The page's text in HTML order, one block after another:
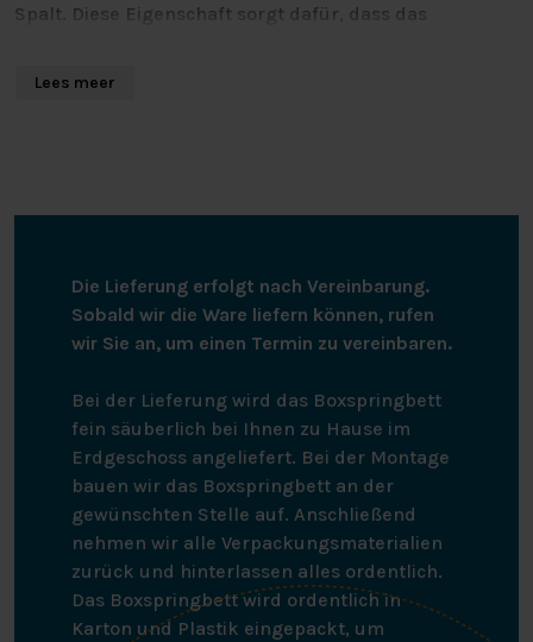
Spalt. Diese Eigenschaft sorgt dafür, dass das
Feuchtigkeitsaufnahme und ist von langlebiger
nicht gebügelt werden.
Lees meer
Die Lieferung erfolgt nach Vereinbarung.
Sobald wir die Ware liefern können, rufen
wir Sie an, um einen Termin zu vereinbaren.
Bei der Lieferung wird das Boxspringbett
fein säuberlich bei Ihnen zu Hause im
Erdgeschoss angeliefert. Bei der Montage
bauen wir das Boxspringbett an der
gewünschten Stelle auf. Anschließend
nehmen wir alle Verpackungsmaterialien
zurück und hinterlassen alles ordentlich.
Das Boxspringbett wird ordentlich in
Karton und Plastik eingepackt, um